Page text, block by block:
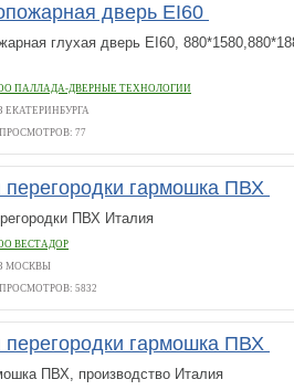
дверь EI60
глухая дверь EI60,
ПАЛЛАДА-ДВЕРНЫЕ ТЕХНОЛОГИИ
77
перегородки гармошка ПВХ
ПВХ Италия
ВЕСТАДОР
МОСКВЫ
5832
перегородки гармошка ПВХ
ПВХ, производство Италия